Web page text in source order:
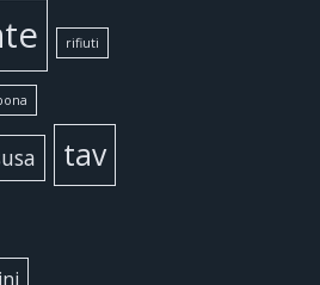
rifiuti
tav